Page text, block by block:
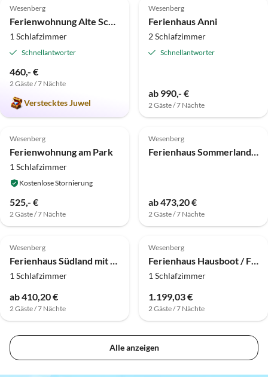
Wesenberg
Ferienwohnung Alte Schule Ahrensberg
1 Schlafzimmer
Schnellantworter
460,- €
2 Gäste / 7 Nächte
Verstecktes Juwel
Wesenberg
Ferienhaus Anni
2 Schlafzimmer
Schnellantworter
ab 990,- €
2 Gäste / 7 Nächte
Top-Inserat
5.0 (2)
Wesenberg
Ferienwohnung am Park
1 Schlafzimmer
Kostenlose Stornierung
525,- €
2 Gäste / 7 Nächte
4.3 (1)
Wesenberg
Ferienhaus Sommerland mit Kanu am See
ab 473,20 €
2 Gäste / 7 Nächte
Wesenberg
Ferienhaus Südland mit Kanu am See
1 Schlafzimmer
ab 410,20 €
2 Gäste / 7 Nächte
Wesenberg
Ferienhaus Hausboot / Floss D9 style 2 (führerscheinfrei)
1 Schlafzimmer
1.199,03 €
2 Gäste / 7 Nächte
Alle anzeigen